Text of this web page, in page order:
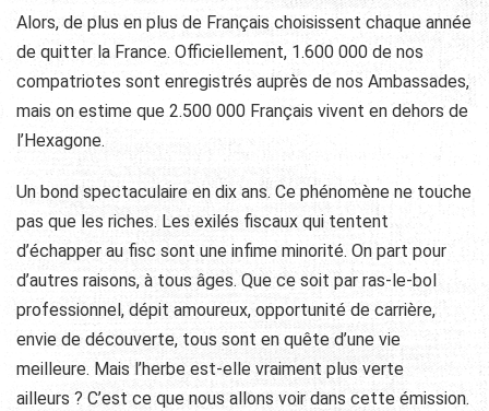
Alors, de plus en plus de Français choisissent chaque année
de quitter la France. Officiellement, 1.600 000 de nos
compatriotes sont enregistrés auprès de nos Ambassades,
mais on estime que 2.500 000 Français vivent en dehors de
l’Hexagone.
Un bond spectaculaire en dix ans. Ce phénomène ne touche
pas que les riches. Les exilés fiscaux qui tentent
d’échapper au fisc sont une infime minorité. On part pour
d’autres raisons, à tous âges. Que ce soit par ras-le-bol
professionnel, dépit amoureux, opportunité de carrière,
envie de découverte, tous sont en quête d’une vie
meilleure. Mais l’herbe est-elle vraiment plus verte
ailleurs ? C’est ce que nous allons voir dans cette émission.